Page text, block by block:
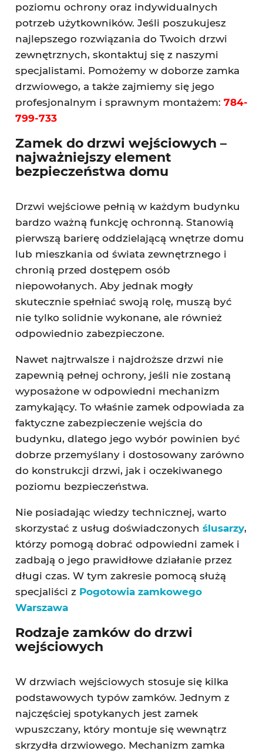
poziomu ochrony oraz indywidualnych
potrzeb użytkowników. Jeśli poszukujesz
najlepszego rozwiązania do Twoich drzwi
zewnętrznych, skontaktuj się z naszymi
specjalistami. Pomożemy w doborze zamka
drzwiowego, a także zajmiemy się jego
profesjonalnym i sprawnym montażem: 784-
799-733
Zamek do drzwi wejściowych –
najważniejszy element
bezpieczeństwa domu
Drzwi wejściowe pełnią w każdym budynku
bardzo ważną funkcję ochronną. Stanowią
pierwszą barierę oddzielającą wnętrze domu
lub mieszkania od świata zewnętrznego i
chronią przed dostępem osób
niepowołanych. Aby jednak mogły
skutecznie spełniać swoją rolę, muszą być
nie tylko solidnie wykonane, ale również
odpowiednio zabezpieczone.
Nawet najtrwalsze i najdroższe drzwi nie
zapewnią pełnej ochrony, jeśli nie zostaną
wyposażone w odpowiedni mechanizm
zamykający. To właśnie zamek odpowiada za
faktyczne zabezpieczenie wejścia do
budynku, dlatego jego wybór powinien być
dobrze przemyślany i dostosowany zarówno
do konstrukcji drzwi, jak i oczekiwanego
poziomu bezpieczeństwa.
Nie posiadając wiedzy technicznej, warto
skorzystać z usług doświadczonych ślusarzy,
którzy pomogą dobrać odpowiedni zamek i
zadbają o jego prawidłowe działanie przez
długi czas. W tym zakresie pomocą służą
specjaliści z Pogotowia zamkowego
Warszawa
Rodzaje zamków do drzwi
wejściowych
W drzwiach wejściowych stosuje się kilka
podstawowych typów zamków. Jednym z
najczęściej spotykanych jest zamek
wpuszczany, który montuje się wewnątrz
skrzydła drzwiowego. Mechanizm zamka